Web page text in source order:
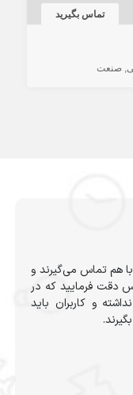
تماس بگیرید
صنعت
با هم تماس می‌گیرند و
دقت فرمایید که در
و کاربران باید